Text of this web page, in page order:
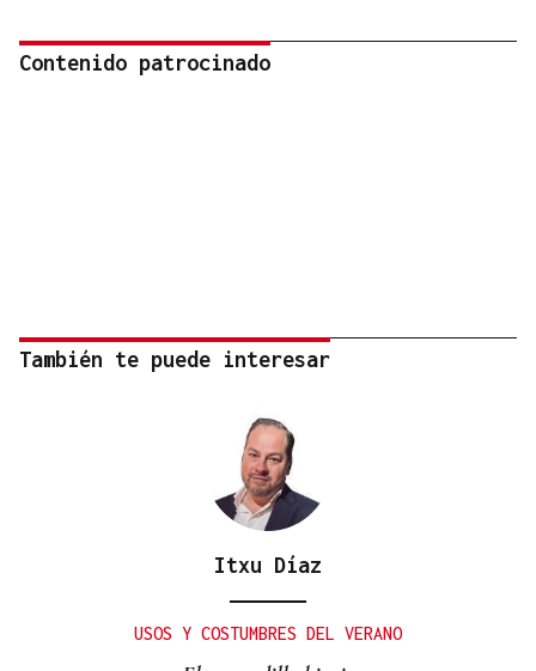
Contenido patrocinado
También te puede interesar
Itxu Díaz
USOS Y COSTUMBRES DEL VERANO